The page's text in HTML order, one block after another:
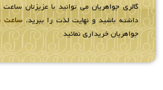
گالری جواهریان می توانید با عزیزتان
داشته باشید و نهایت لذت را ببرید.
جواهریان خریداری نمائید